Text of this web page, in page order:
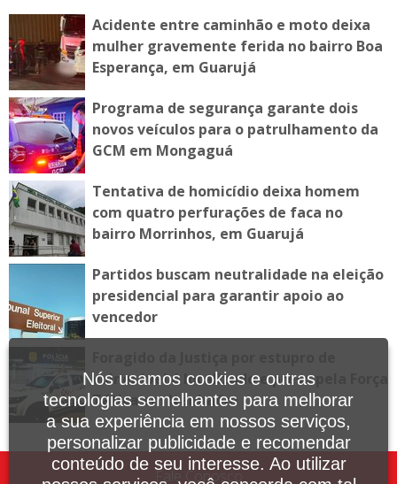
Acidente entre caminhão e moto deixa
mulher gravemente ferida no bairro Boa
Esperança, em Guarujá
Programa de segurança garante dois
novos veículos para o patrulhamento da
GCM em Mongaguá
Tentativa de homicídio deixa homem
com quatro perfurações de faca no
bairro Morrinhos, em Guarujá
Partidos buscam neutralidade na eleição
presidencial para garantir apoio ao
vencedor
vulnerável é localizado e preso pela Força
Tática em Itanhaém
Fale Conosco
Nós usamos cookies e outras
tecnologias semelhantes para melhorar
a sua experiência em nossos serviços,
personalizar publicidade e recomendar
conteúdo de seu interesse. Ao utilizar